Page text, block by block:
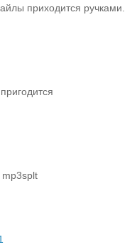
приходится ручками.
mp3splt